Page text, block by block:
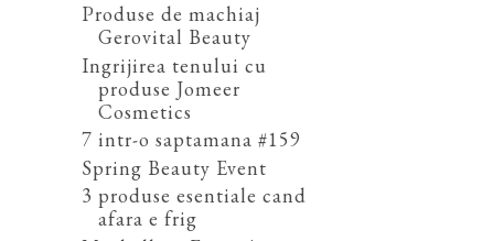
Produse de machiaj
Gerovital Beauty
Ingrijirea tenului cu
produse Jomeer
Cosmetics
7 intr-o saptamana #159
Spring Beauty Event
3 produse esentiale cand
afara e frig